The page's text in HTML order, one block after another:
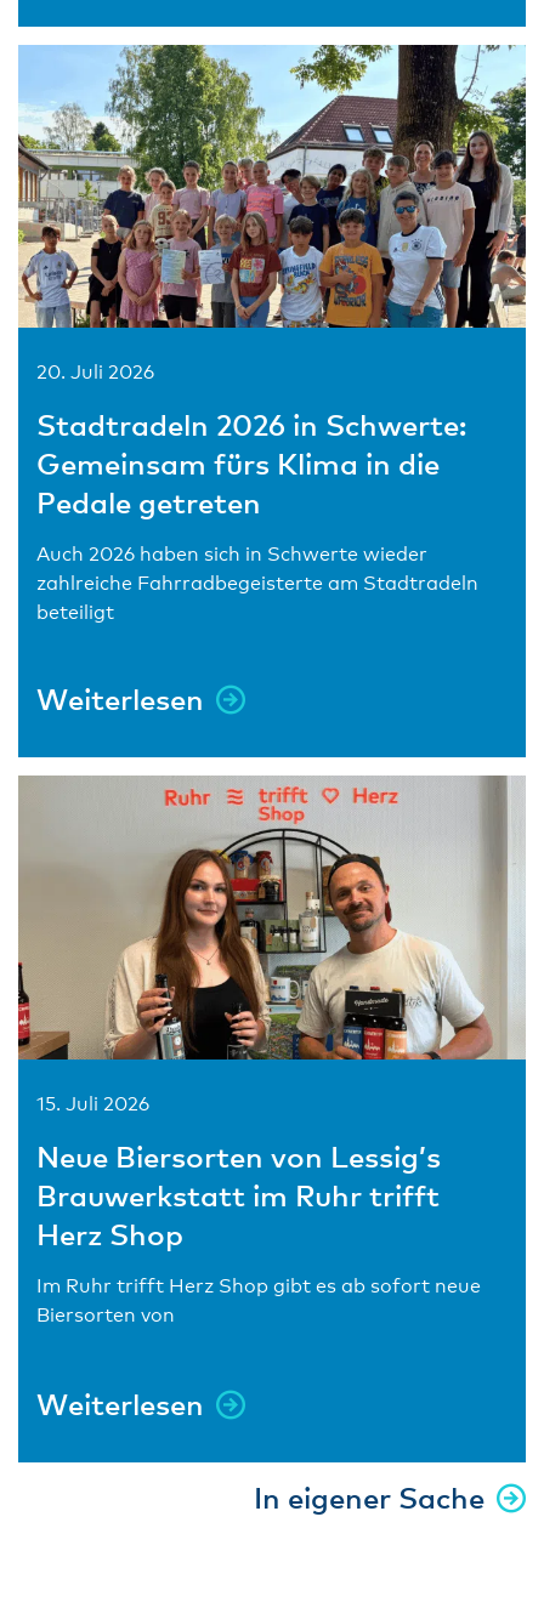
20. Juli 2026
Stadtradeln 2026 in Schwerte:
Gemeinsam fürs Klima in die
Pedale getreten
Auch 2026 haben sich in Schwerte wieder
zahlreiche Fahrradbegeisterte am Stadtradeln
beteiligt
Weiterlesen
15. Juli 2026
Neue Biersorten von Lessig’s
Brauwerkstatt im Ruhr trifft
Herz Shop
Im Ruhr trifft Herz Shop gibt es ab sofort neue
Biersorten von
Weiterlesen
In eigener Sache